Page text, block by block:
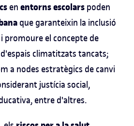
en entorns escolars poden
que garanteixin la inclusió
promoure el concepte de
climatitzats tancats;
a nodes estratègics de canvi
justícia social,
entre d'altres.